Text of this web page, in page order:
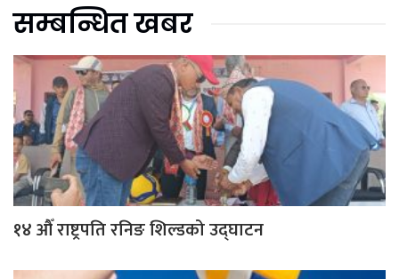
सम्बन्धित खबर
१४ औँ राष्ट्रपति रनिङ शिल्डको उद्घाटन